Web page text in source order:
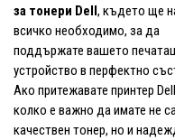
за тонери Dell, където ще
всичко необходимо, за да
поддържате вашето
устройство в перфектно
Ако притежавате принтер
колко е важно да имате не
качествен тонер, но и